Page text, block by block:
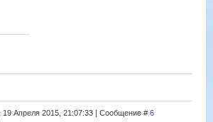
19 Апреля 2015, 21:07:33 | Сообщение # 6